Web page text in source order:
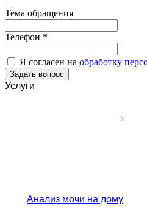
Тема обращения
Телефон *
Я согласен на обработку
Услуги
Анализ мочи на дому